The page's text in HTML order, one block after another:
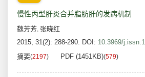
慢性丙型肝炎合并脂肪肝的发病机制
魏芳芳, 张晓红
2015, 31(2): 288-290. DOI: 10.3969/
摘要(2197) PDF (1451KB)(579)